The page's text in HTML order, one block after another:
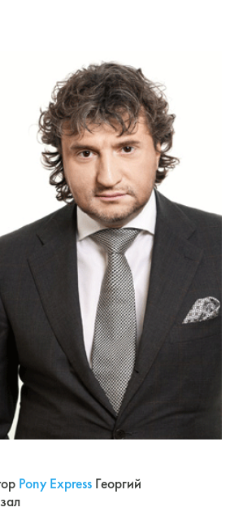
Pony Express Георгий